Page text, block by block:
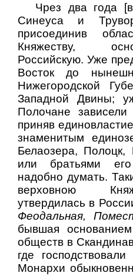
Чрез два года
Синеуса и
присоединив
Княжеству,
Российскую. Уже
Восток до
Нижегородской
Западной Двины;
Полочане
приняв
знаменитым
Белаозера,
или братьями
надобно думать.
верховною
утвердилась в
Феодальная,
бывшая
обществ в
где
Монархи